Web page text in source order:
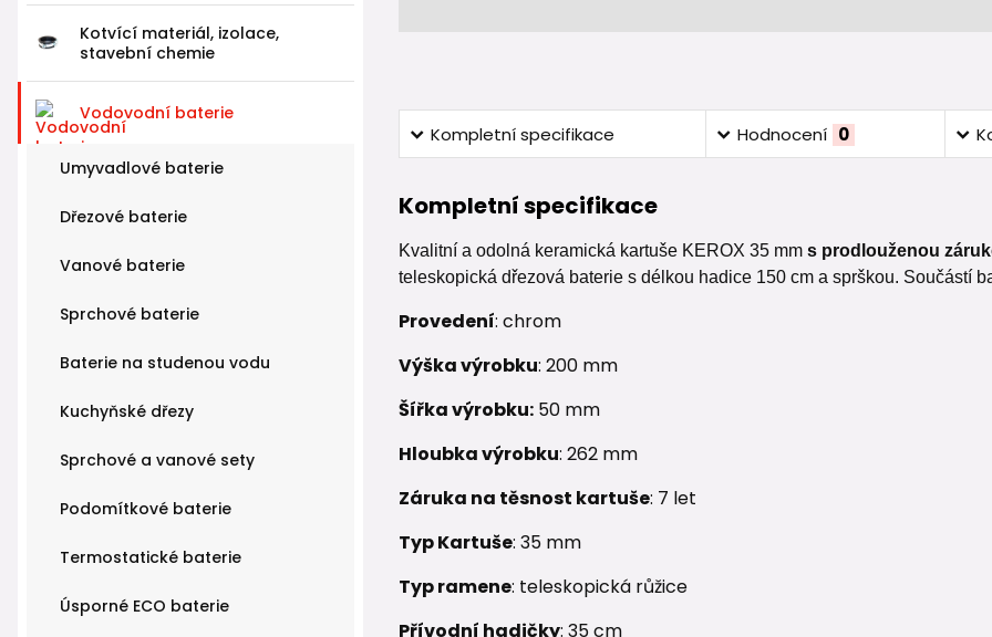
Kotvící materiál, izolace,
stavební chemie
Vodovodní baterie
Umyvadlové baterie
Dřezové baterie
Vanové baterie
Sprchové baterie
Baterie na studenou vodu
Kuchyňské dřezy
Sprchové a vanové sety
Podomítkové baterie
Termostatické baterie
Úsporné ECO baterie
Kompletní specifikace Hodnocení 0
Kompletní specifikace
Kvalitní a odolná keramická kartuše KEROX 35 mm s prodlouženou
teleskopická dřezová baterie s délkou hadice 150 cm a sprškou. Součástí
Provedení: chrom
Výška výrobku: 200 mm
Šířka výrobku:50 mm
Hloubka výrobku: 262 mm
Záruka na těsnost kartuše: 7 let
Typ Kartuše: 35 mm
Typ ramene: teleskopická růžice
Přívodní hadičky: 35 cm